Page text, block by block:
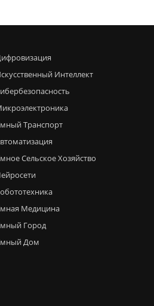
Интеллект
Транспорт
Сельское Хозяйство
Медицина
Город
Дом